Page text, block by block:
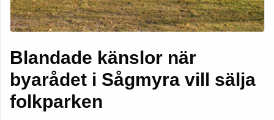
Blandade känslor när
byarådet i Sågmyra vill sälja
folkparken